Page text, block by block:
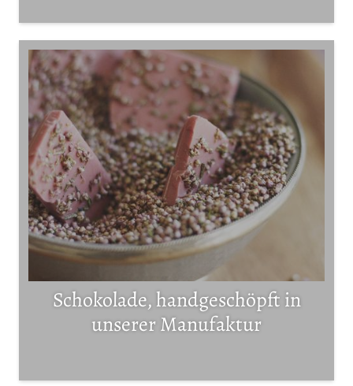
Schokolade, handgeschöpft in
unserer Manufaktur